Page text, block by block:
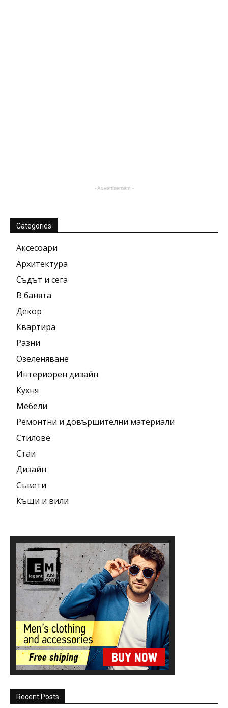
- Advertisement -
Categories
Аксесоари
Архитектура
Съдът и сега
В банята
Декор
Квартира
Разни
Озеленяване
Интериорен дизайн
Кухня
Мебели
Ремонтни и довършителни материали
Стилове
Стаи
Дизайн
Съвети
Къщи и вили
Recent Posts